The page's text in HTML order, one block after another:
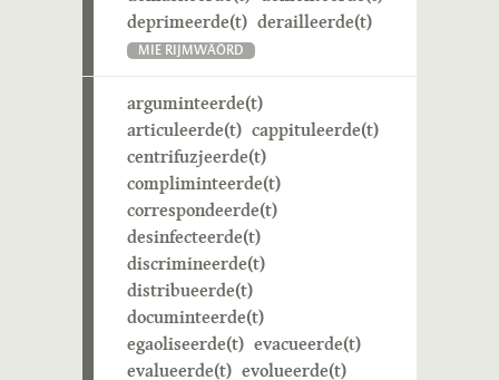
deprimeerde(t) derailleerde(t)
MIE RIJMWÄÖRD
arguminteerde(t)
articuleerde(t) cappituleerde(t)
centrifuzjeerde(t)
compliminteerde(t)
correspondeerde(t)
desinfecteerde(t)
discrimineerde(t)
distribueerde(t)
documinteerde(t)
egaoliseerde(t) evacueerde(t)
evalueerde(t) evolueerde(t)